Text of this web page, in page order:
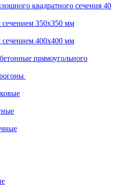
квадратного сечения 40
350х350 мм
400х400 мм
прямоугольного